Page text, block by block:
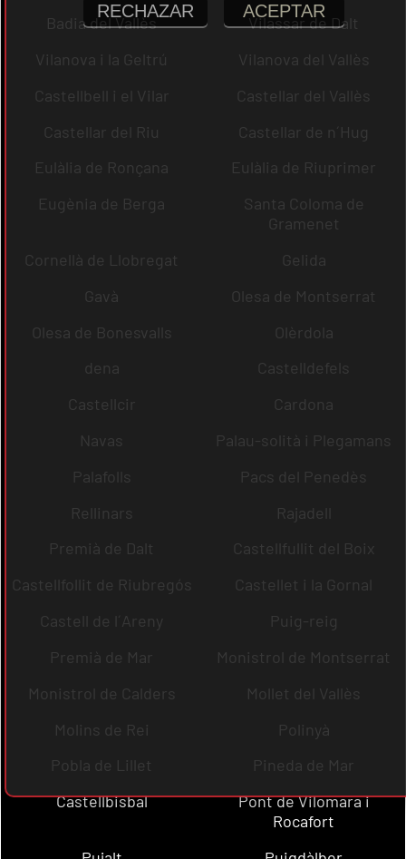
Badia del Vallès
Vilassar de Dalt
Vilanova i la Geltrú
Vilanova del Vallès
Castellbell i el Vilar
Castellar del Vallès
Castellar del Riu
Castellar de n´Hug
Eulàlia de Ronçana
Eulàlia de Riuprimer
Eugènia de Berga
Santa Coloma de
Gramenet
Cornellà de Llobregat
Gelida
Gavà
Olesa de Montserrat
Olesa de Bonesvalls
Olèrdola
dena
Castelldefels
Castellcir
Cardona
Navas
Palau-solità i Plegamans
Palafolls
Pacs del Penedès
Rellinars
Rajadell
Premià de Dalt
Castellfullit del Boix
Castellfollit de Riubregós
Castellet i la Gornal
Castell de l´Areny
Puig-reig
Premià de Mar
Monistrol de Montserrat
Monistrol de Calders
Mollet del Vallès
Molins de Rei
Polinyà
Pobla de Lillet
Pineda de Mar
Castellbisbal
Pont de Vilomara i
Rocafort
RECHAZAR ACEPTAR